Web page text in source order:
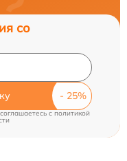
со
cполитикой